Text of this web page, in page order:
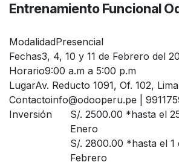
Entrenamiento Funcional
ModalidadPresencial
Fechas3, 4, 10 y 11 de Febrero del
Horario9:00 a.m a 5:00 p.m
LugarAv. Reducto 1091, Of. 102,
Contactoinfo@odooperu.pe |
Inversión
S/. 2500.00 *hasta el
Enero
S/. 2800.00 *hasta el 1
Febrero